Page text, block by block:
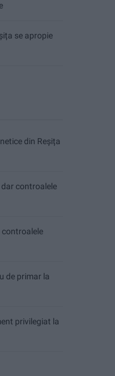
se apropie
din Reșița
controalele
controalele
de primar la
privilegiat la